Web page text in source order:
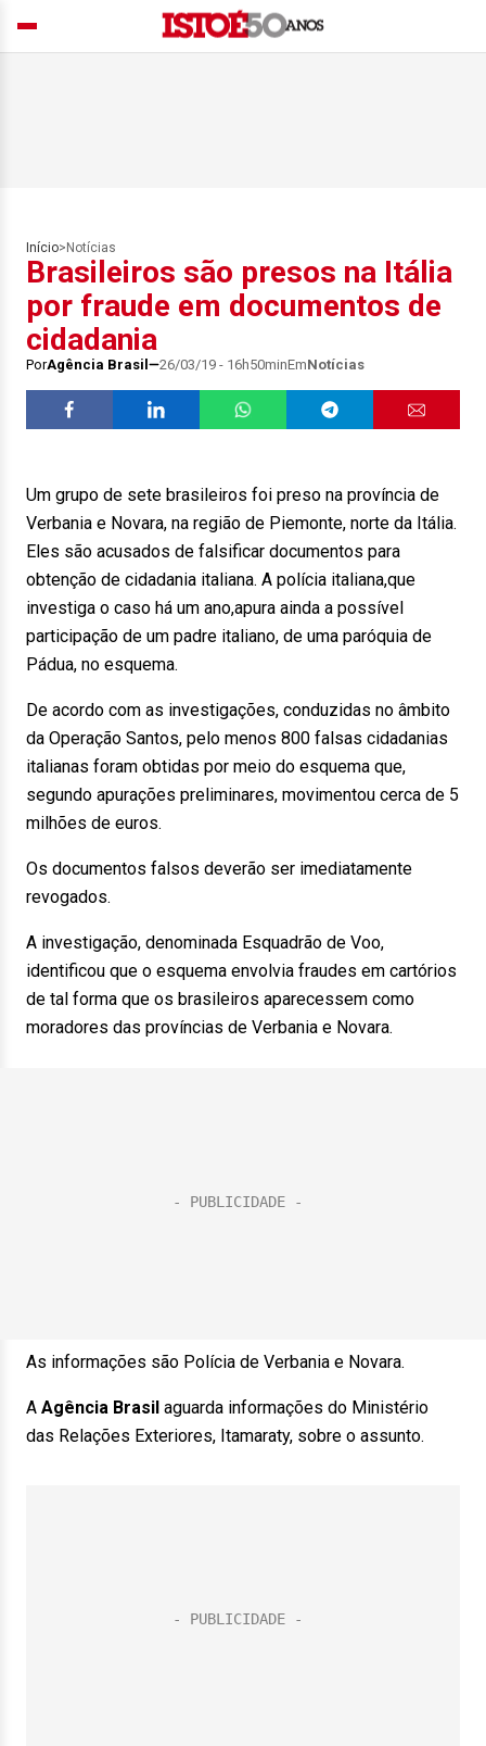
Início> Notícias
Brasileiros são presos na Itália
por fraude em documentos de
cidadania
PorAgência Brasil 26/03/19 - 16h50minEmNotícias
Um grupo de sete brasileiros foi preso na província de
Verbania e Novara, na região de Piemonte, norte da Itália.
Eles são acusados de falsificar documentos para
obtenção de cidadania italiana. A polícia italiana,que
investiga o caso há um ano,apura ainda a possível
participação de um padre italiano, de uma paróquia de
Pádua, no esquema.
De acordo com as investigações, conduzidas no âmbito
da Operação Santos, pelo menos 800 falsas cidadanias
italianas foram obtidas por meio do esquema que,
segundo apurações preliminares, movimentou cerca de 5
milhões de euros.
Os documentos falsos deverão ser imediatamente
revogados.
A investigação, denominada Esquadrão de Voo,
identificou que o esquema envolvia fraudes em cartórios
de tal forma que os brasileiros aparecessem como
moradores das províncias de Verbania e Novara.
As informações são Polícia de Verbania e Novara.
A Agência Brasil aguarda informações do Ministério
das Relações Exteriores, Itamaraty, sobre o assunto.